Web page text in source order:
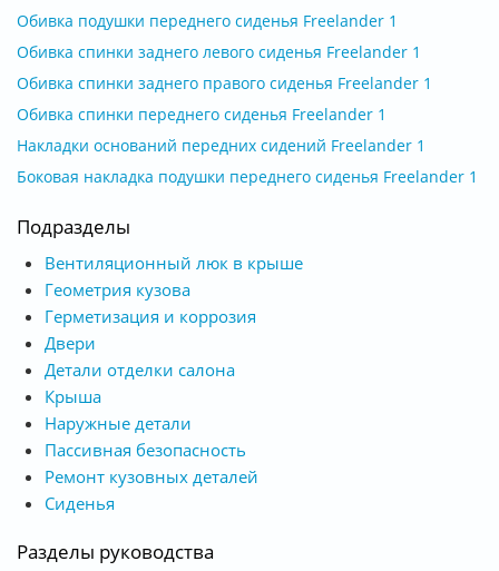
Обивка подушки переднего сиденья Freelander 1
Обивка спинки заднего левого сиденья Freelander 1
Обивка спинки заднего правого сиденья Freelander 1
Обивка спинки переднего сиденья Freelander 1
Накладки оснований передних сидений Freelander 1
Боковая накладка подушки переднего сиденья Freelander 1
Подразделы
Вентиляционный люк в крыше
Геометрия кузова
Герметизация и коррозия
Двери
Детали отделки салона
Крыша
Наружные детали
Пассивная безопасность
Ремонт кузовных деталей
Сиденья
Разделы руководства